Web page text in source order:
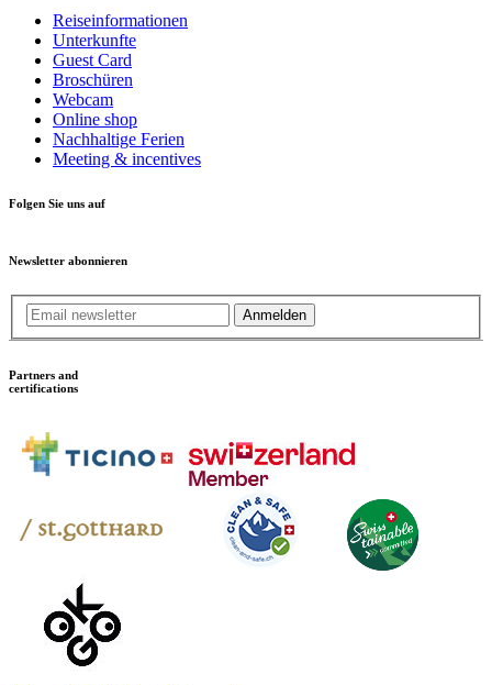
Reiseinformationen
Unterkunfte
Guest Card
Broschüren
Webcam
Online shop
Nachhaltige Ferien
Meeting & incentives
Folgen Sie uns auf
Newsletter abonnieren
Anmelden
Partners and
certifications